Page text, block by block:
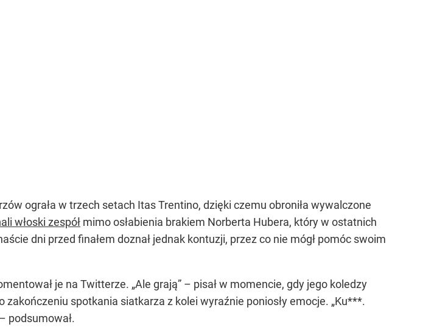
ograła w trzech setach Itas Trentino, dzięki czemu obroniła wywalczone
włoski zespół mimo osłabienia brakiem Norberta Hubera, który w ostatnich
dni przed finałem doznał jednak kontuzji, przez co nie mógł pomóc swoim
je na Twitterze. „Ale grają” – pisał w momencie, gdy jego koledzy
spotkania siatkarza z kolei wyraźnie poniosły emocje. „Ku***.
podsumował.